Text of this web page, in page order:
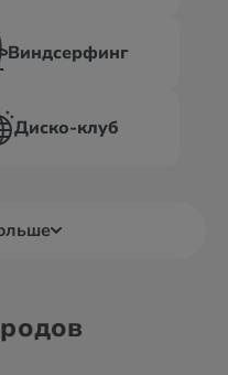
Виндсерфинг
Диско-клуб